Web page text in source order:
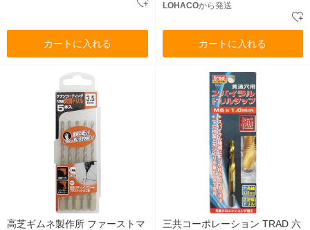
カートに入れる
LOHACOから発送
カートに入れる
高芝ギムネ製作所 ファーストマ
三共コーポレーション TRAD 六